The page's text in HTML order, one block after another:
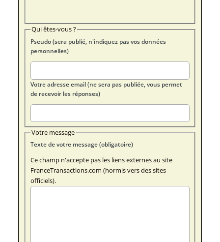
Qui êtes-vous ?
Pseudo (sera publié, n'indiquez pas vos données
personnelles)
Votre adresse email (ne sera pas publiée, vous permet
de recevoir les réponses)
Votre message
Texte de votre message (obligatoire)
Ce champ n'accepte pas les liens externes au site
FranceTransactions.com (hormis vers des sites
officiels).